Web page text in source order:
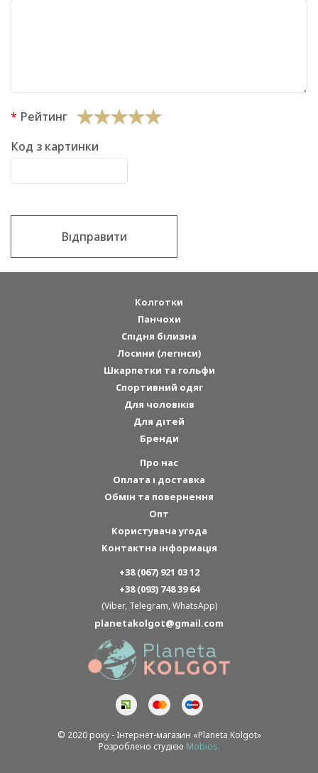
Рейтинг
Код з картинки
Відправити
© 2020 року - Інтернет-магазин «Planeta Kolgot»
Розроблено студією Mobios.
Колготки
Панчохи
Спідня білизна
Лосини (легінси)
Шкарпетки та гольфи
Спортивний одяг
Для чоловіків
Для дітей
Бренди
Про нас
Оплата і доставка
Обмін та повернення
Опт
Користувача угода
Контактна інформація
+38 (067) 921 03 12
+38 (093) 748 39 64
(Viber, Telegram, WhatsApp)
planetakolgot@gmail.com